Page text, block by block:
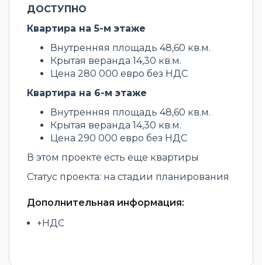
ДОСТУПНО
Квартира на 5-м этаже
Внутренняя площадь 48,60 кв.м.
Крытая веранда 14,30 кв.м.
Цена 280 000 евро без НДС
Квартира на 6-м этаже
Внутренняя площадь 48,60 кв.м.
Крытая веранда 14,30 кв.м.
Цена 290 000 евро без НДС
В этом проекте есть еще квартиры
Статус проекта: на стадии планирования
Дополнительная информация:
+НДС